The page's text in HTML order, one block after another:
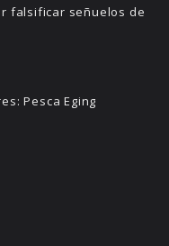
falsificar señuelos de
Pesca Eging